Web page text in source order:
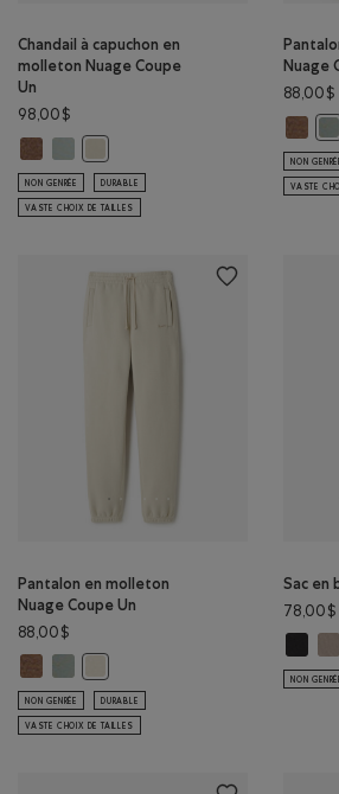
Chandail à capuchon en
molleton Nuage Coupe
Un
98,00$
Chandail à capuchon en molleton Nuage
Chandail à capuchon en molleton
NON GENRÉE DURABLE
VASTE CHOIX DE TAILLES
Nuage
88,00$
NON
VASTE
Pantalon en molleton
Nuage Coupe Un
88,00$
Pantalon en molleton Nuage Coupe Un:
Pantalon en molleton Nuage Coupe Un:
NON GENRÉE DURABLE
VASTE CHOIX DE TAILLES
Sac en
78,00$
NON